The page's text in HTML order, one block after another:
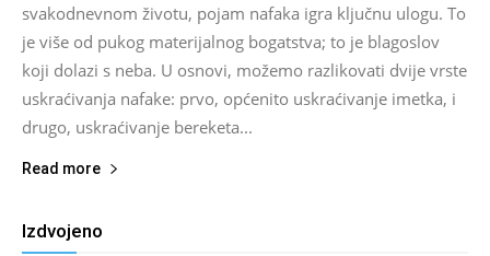
svakodnevnom životu, pojam nafaka igra ključnu ulogu. To
je više od pukog materijalnog bogatstva; to je blagoslov
koji dolazi s neba. U osnovi, možemo razlikovati dvije vrste
uskraćivanja nafake: prvo, općenito uskraćivanje imetka, i
drugo, uskraćivanje bereketa...
Read more
Izdvojeno